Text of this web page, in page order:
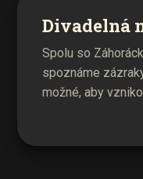
Divadelná
Spolu so
spoznáme
možné, aby